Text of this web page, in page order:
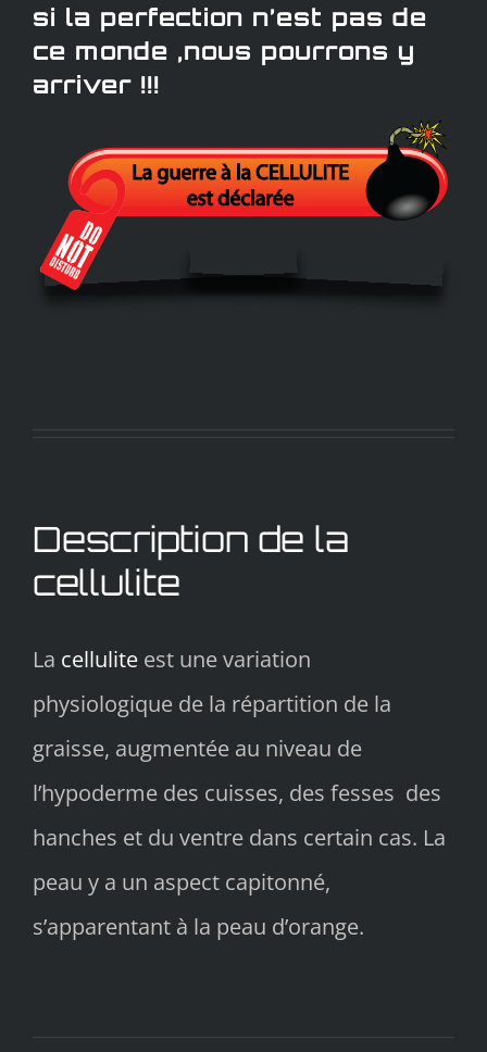
si la perfection n’est pas de
ce monde ,nous pourrons y
arriver !!!
Description de la
cellulite
La cellulite est une variation
physiologique de la répartition de la
graisse, augmentée au niveau de
l’hypoderme des cuisses, des fesses des
hanches et du ventre dans certain cas. La
peau y a un aspect capitonné,
s’apparentant à la peau d’orange.